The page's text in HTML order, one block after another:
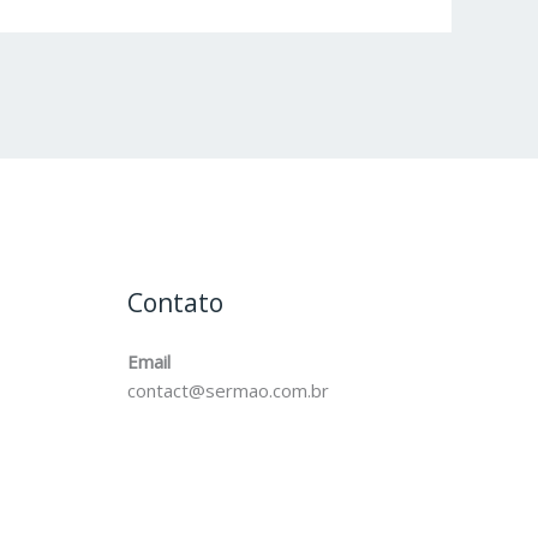
Contato
Email
contact@sermao.com.br